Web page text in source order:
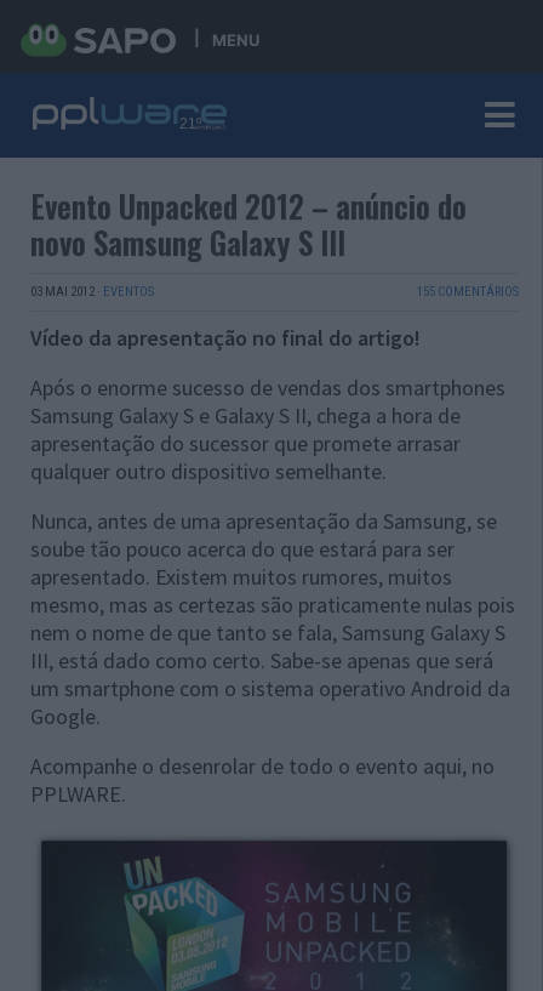
MENU
Evento Unpacked 2012 – anúncio do
novo Samsung Galaxy S III
03 MAI 2012 · EVENTOS 155 COMENTÁRIOS
Vídeo da apresentação no final do artigo!
Após o enorme sucesso de vendas dos smartphones
Samsung Galaxy S e Galaxy S II, chega a hora de
apresentação do sucessor que promete arrasar
qualquer outro dispositivo semelhante.
Nunca, antes de uma apresentação da Samsung, se
soube tão pouco acerca do que estará para ser
apresentado. Existem muitos rumores, muitos
mesmo, mas as certezas são praticamente nulas pois
nem o nome de que tanto se fala, Samsung Galaxy S
III, está dado como certo. Sabe-se apenas que será
um smartphone com o sistema operativo Android da
Google.
Acompanhe o desenrolar de todo o evento aqui, no
PPLWARE.